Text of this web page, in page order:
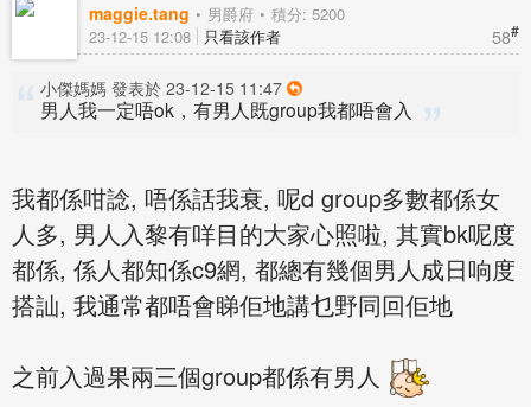
maggie.tang 男爵府 積分: 5200
58#
23-12-15 12:08 只看該作者
小傑媽媽 發表於 23-12-15 11:47
男人我一定唔ok，有男人既group我都唔會入
我都係咁諗, 唔係話我衰, 呢d group多數都係女
人多, 男人入黎有咩目的大家心照啦, 其實bk呢度
都係, 係人都知係c9網, 都總有幾個男人成日响度
搭訕, 我通常都唔會睇佢地講乜野同回佢地
之前入過果兩三個group都係有男人